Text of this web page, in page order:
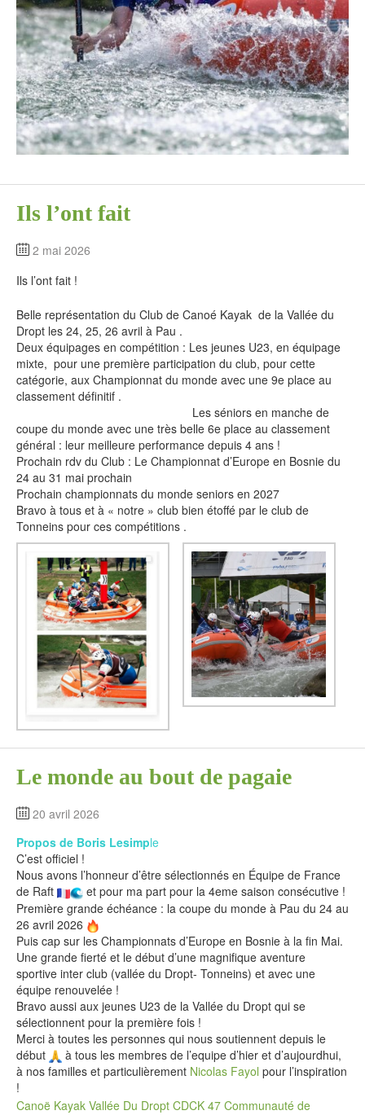
Ils l’ont fait
2 mai 2026
Ils l’ont fait !
Belle représentation du Club de Canoé Kayak de la Vallée du
Dropt les 24, 25, 26 avril à Pau .
Deux équipages en compétition : Les jeunes U23, en équipage
mixte, pour une première participation du club, pour cette
catégorie, aux Championnat du monde avec une 9e place au
classement définitif .
Les séniors en manche de
coupe du monde avec une très belle 6e place au classement
général : leur meilleure performance depuis 4 ans !
Prochain rdv du Club : Le Championnat d’Europe en Bosnie du
24 au 31 mai prochain
Prochain championnats du monde seniors en 2027
Bravo à tous et à « notre » club bien étoffé par le club de
Tonneins pour ces compétitions .
Le monde au bout de pagaie
20 avril 2026
Propos de Boris Lesimple
C’est officiel !
Nous avons l’honneur d’être sélectionnés en Équipe de France
de Raft
et pour ma part pour la 4eme saison consécutive !
Première grande échéance : la coupe du monde à Pau du 24 au
26 avril 2026
Puis cap sur les Championnats d’Europe en Bosnie à la fin Mai.
Une grande fierté et le début d’une magnifique aventure
sportive inter club (vallée du Dropt- Tonneins) et avec une
équipe renouvelée !
Bravo aussi aux jeunes U23 de la Vallée du Dropt qui se
sélectionnent pour la première fois !
Merci à toutes les personnes qui nous soutiennent depuis le
début
à tous les membres de l’equipe d’hier et d’aujourdhui,
à nos familles et particulièrement Nicolas Fayol pour l’inspiration
!
Canoë Kayak Vallée Du Dropt CDCK 47 Communauté de